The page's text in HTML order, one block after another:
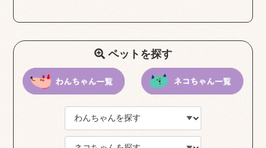
ペットを探す